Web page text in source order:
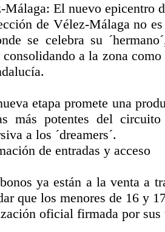
Málaga: El nuevo epicentro
de Vélez-Málaga no
se celebra su
a la zona
etapa promete una
más potentes del
a los ´dreamers´.
de entradas y acceso
ya están a la venta a
que los menores de 16 y
oficial firmada por sus